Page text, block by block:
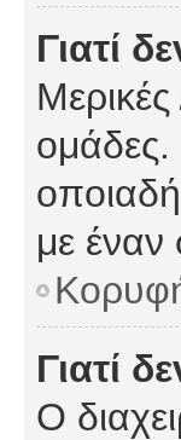
Γιατί
ομάδες.
με έναν
Γιατί
Ο